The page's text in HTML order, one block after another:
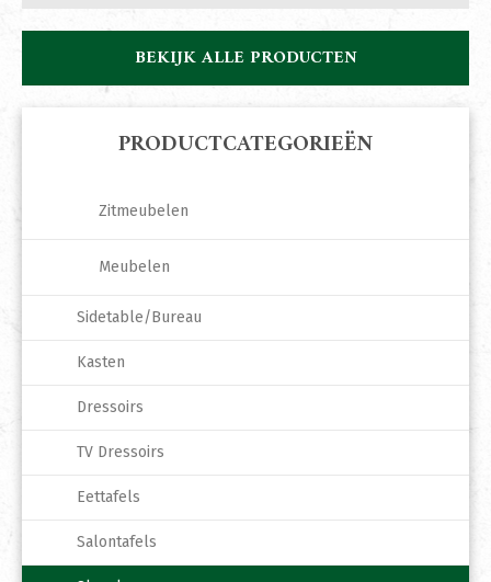
BEKIJK ALLE PRODUCTEN
PRODUCTCATEGORIEËN
Zitmeubelen
Meubelen
Sidetable/Bureau
Kasten
Dressoirs
TV Dressoirs
Eettafels
Salontafels